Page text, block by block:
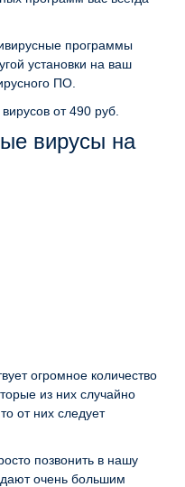
программы
установки на ваш
ПО.
от 490 руб.
вирусы на
огромное количество
из них случайно
от них следует
позвонить в нашу
очень большим